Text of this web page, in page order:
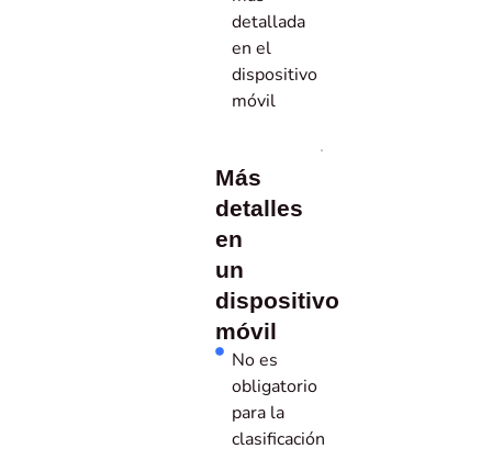
detallada
en el
dispositivo
móvil
Más
detalles
en
un
dispositivo
móvil
No es
obligatorio
para la
clasificación